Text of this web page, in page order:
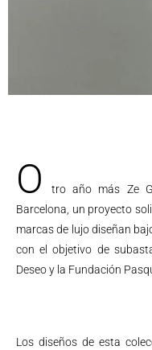
O
tro año más Ze
Barcelona, un proyecto
marcas de lujo diseñan
con el objetivo de
Deseo y la Fundación
Los diseños de esta